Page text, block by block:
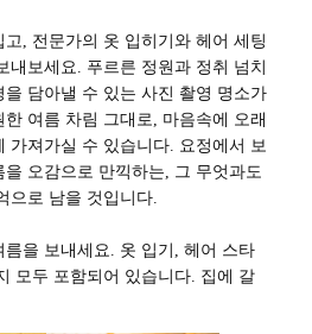
, 전문가의 옷 입히기와 헤어 세팅
내보세요. 푸르른 정원과 정취 넘치
담아낼 수 있는 사진 촬영 명소가
여름 차림 그대로, 마음속에 오래
가져가실 수 있습니다. 요정에서 보
오감으로 만끽하는, 그 무엇과도
으로 남을 것입니다.
을 보내세요. 옷 입기, 헤어 스타
모두 포함되어 있습니다. 집에 갈